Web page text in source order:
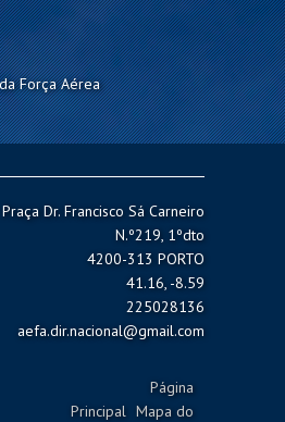
Força Aérea
Praça Dr. Francisco Sá Carneiro
N.º219, 1ºdto
4200-313 PORTO
41.16, -8.59
225028136
aefa.dir.nacional@gmail.com
Página
Principal
Mapa do